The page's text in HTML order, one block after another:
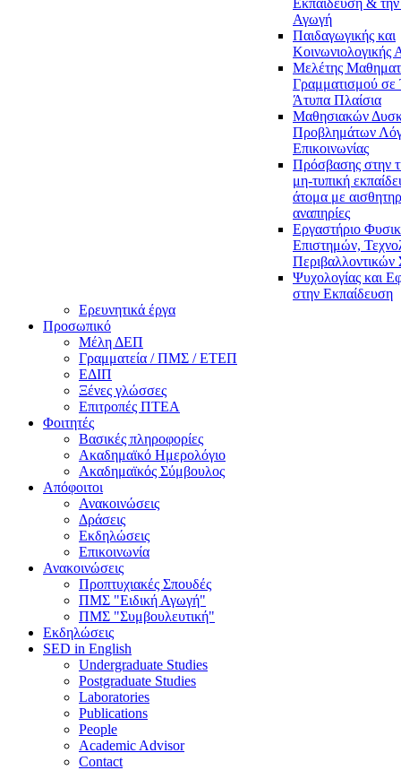
Εκπαίδευση & την
Αγωγή
Παιδαγωγικής και
Κοινωνιολογικής
Μελέτης
Γραμματισμού σε
Άτυπα Πλαίσια
Μαθησιακών
Προβλημάτων
Επικοινωνίας
Πρόσβασης στην
μη-τυπική
άτομα με
αναπηρίες
Εργαστήριο
Επιστημών,
Ψυχολογίας και
στην Εκπαίδευση
Ερευνητικά έργα
Προσωπικό
Μέλη ΔΕΠ
Γραμματεία / ΠΜΣ / ΕΤΕΠ
ΕΔΙΠ
Ξένες γλώσσες
Επιτροπές ΠΤΕΑ
Φοιτητές
Βασικές πληροφορίες
Ακαδημαϊκό Ημερολόγιο
Ακαδημαϊκός Σύμβουλος
Απόφοιτοι
Ανακοινώσεις
Δράσεις
Εκδηλώσεις
Επικοινωνία
Ανακοινώσεις
Προπτυχιακές Σπουδές
ΠΜΣ "Ειδική Αγωγή"
ΠΜΣ "Συμβουλευτική"
Εκδηλώσεις
SED in English
Undergraduate Studies
Postgraduate Studies
Laboratories
Publications
People
Academic Advisor
Contact